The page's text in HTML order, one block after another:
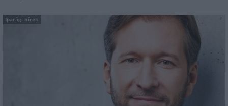
Iparági hírek